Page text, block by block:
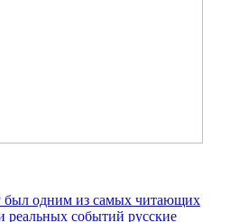
одним из самых читающих
реальных событий русские